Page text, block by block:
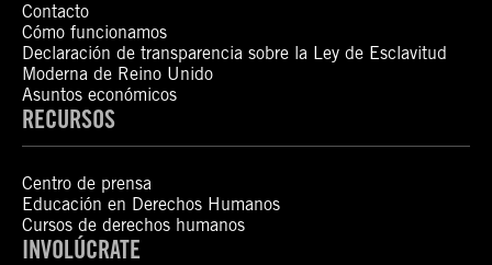
Contacto
Cómo funcionamos
Declaración de transparencia sobre la Ley de Esclavitud
Moderna de Reino Unido
Asuntos económicos
RECURSOS
Centro de prensa
Educación en Derechos Humanos
Cursos de derechos humanos
INVOLÚCRATE